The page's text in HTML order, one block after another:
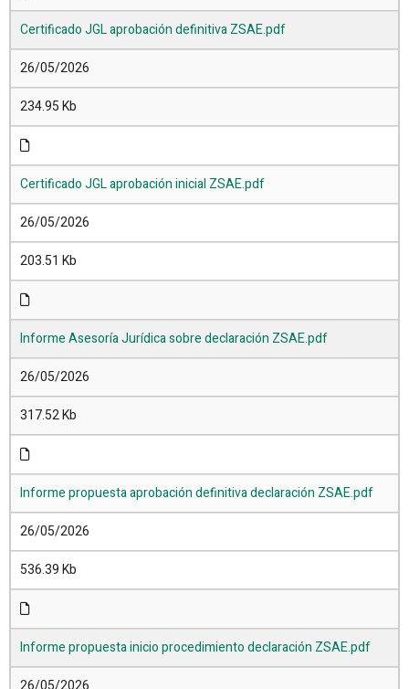
Certificado JGL aprobación definitiva ZSAE.pdf
26/05/2026
234.95 Kb
Certificado JGL aprobación inicial ZSAE.pdf
26/05/2026
203.51 Kb
Informe Asesoría Jurídica sobre declaración ZSAE.pdf
26/05/2026
317.52 Kb
Informe propuesta aprobación definitiva declaración ZSAE.pdf
26/05/2026
536.39 Kb
Informe propuesta inicio procedimiento declaración ZSAE.pdf